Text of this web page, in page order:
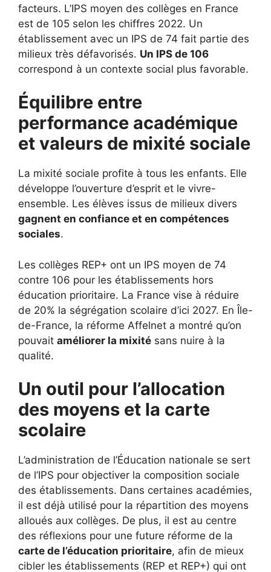
facteurs. L’IPS moyen des collèges en France
est de 105 selon les chiffres 2022. Un
établissement avec un IPS de 74 fait partie des
milieux très défavorisés. Un IPS de 106
correspond à un contexte social plus favorable.
Équilibre entre
performance académique
et valeurs de mixité sociale
La mixité sociale profite à tous les enfants. Elle
développe l’ouverture d’esprit et le vivre-
ensemble. Les élèves issus de milieux divers
gagnent en confiance et en compétences
sociales.
Les collèges REP+ ont un IPS moyen de 74
contre 106 pour les établissements hors
éducation prioritaire. La France vise à réduire
de 20% la ségrégation scolaire d’ici 2027. En Île-
de-France, la réforme Affelnet a montré qu’on
pouvait améliorer la mixité sans nuire à la
qualité.
Un outil pour l’allocation
des moyens et la carte
scolaire
L’administration de l’Éducation nationale se sert
de l’IPS pour objectiver la composition sociale
des établissements. Dans certaines académies,
il est déjà utilisé pour la répartition des moyens
alloués aux collèges. De plus, il est au centre
des réflexions pour une future réforme de la
carte de l’éducation prioritaire, afin de mieux
cibler les établissements (REP et REP+) qui ont